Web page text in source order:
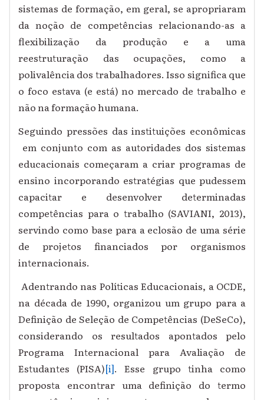
sistemas de formação, em geral, se apropriaram
da noção de competências relacionando-as a
flexibilização da produção e a uma
reestruturação das ocupações, como a
polivalência dos trabalhadores. Isso significa que
o foco estava (e está) no mercado de trabalho e
não na formação humana.
Seguindo pressões das instituições econômicas
em conjunto com as autoridades dos sistemas
educacionais começaram a criar programas de
ensino incorporando estratégias que pudessem
capacitar e desenvolver determinadas
competências para o trabalho (SAVIANI, 2013),
servindo como base para a eclosão de uma série
de projetos financiados por organismos
internacionais.
Adentrando nas Políticas Educacionais, a OCDE,
na década de 1990, organizou um grupo para a
Definição de Seleção de Competências (DeSeCo),
considerando os resultados apontados pelo
Programa Internacional para Avaliação de
Estudantes (PISA)[i]. Esse grupo tinha como
proposta encontrar uma definição do termo